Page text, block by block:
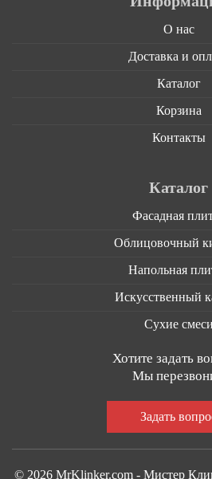
О нас
Доставка и
Каталог
Корзина
Контакты
Каталог
Фасадная
Облицовочный
Напольная
Искусственный
Сухие смеси
Хотите задать
Мы
© 2026 MrKlinker.com - Мистер